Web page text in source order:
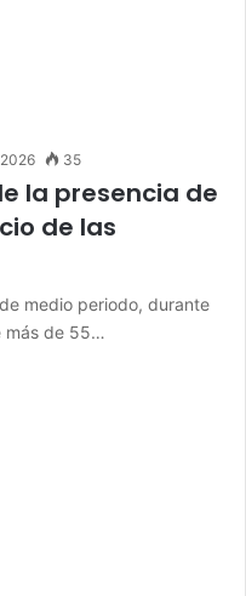
35
la presencia de
de las
medio periodo, durante
más de 55…